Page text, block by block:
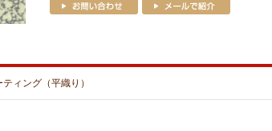
ィング（平織り）